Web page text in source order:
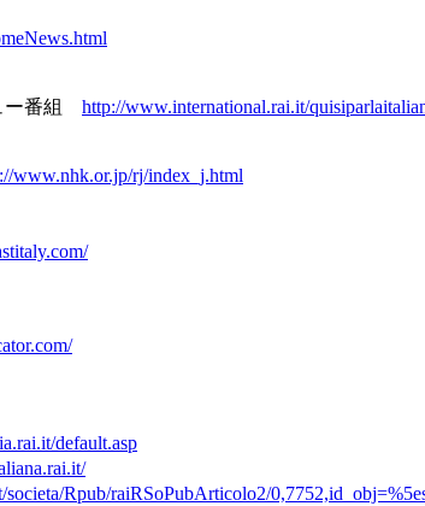
ー番組 http://www.international.rai.it/
www.nhk.or.jp/rj/index_j.html
default.asp
Rpub/raiRSoPubArticolo2/